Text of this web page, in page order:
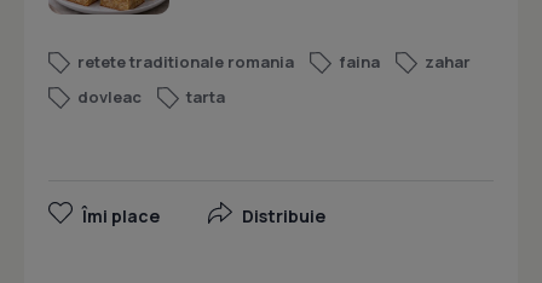
retete traditionale romania faina
zahar
dovleac
tarta
Îmi place Distribuie